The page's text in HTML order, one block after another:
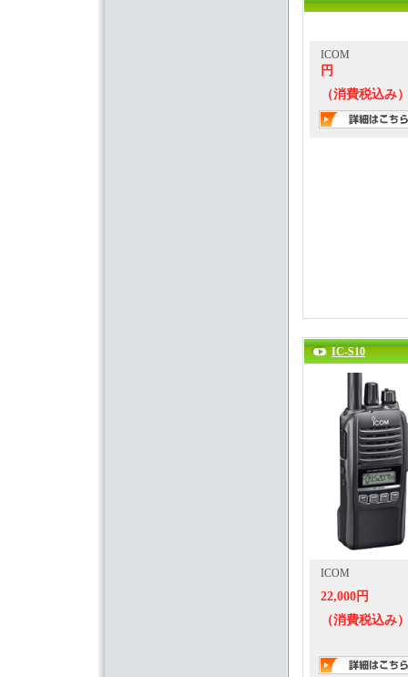
ICOM
円
（消費税込み
IC-S10
ICOM
22,000円
（消費税込み